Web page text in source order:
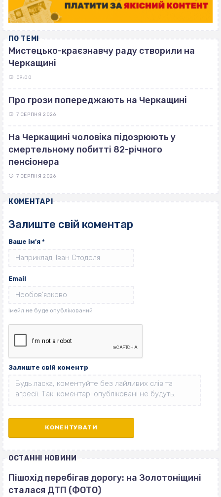
ПО ТЕМІ
Мистецько-краєзнавчу раду створили на
Черкащині
09:00
Про грози попереджають на Черкащині
7 СЕРПНЯ 2026
На Черкащині чоловіка підозрюють у
смертельному побитті 82-річного
пенсіонера
7 СЕРПНЯ 2026
КОМЕНТАРІ
Залиште свій коментар
Ваше ім'я *
Email
Залиште свій коментр
ОСТАННІ НОВИНИ
Пішохід перебігав дорогу: на Золотоніщині
сталася ДТП (ФОТО)